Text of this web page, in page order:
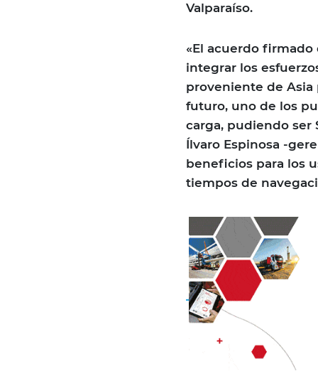
Valparaíso.
«El acuerdo firmado
integrar los
proveniente de
futuro, uno de los
carga, pudiendo ser
Ílvaro Espinosa -
beneficios para los
tiempos de